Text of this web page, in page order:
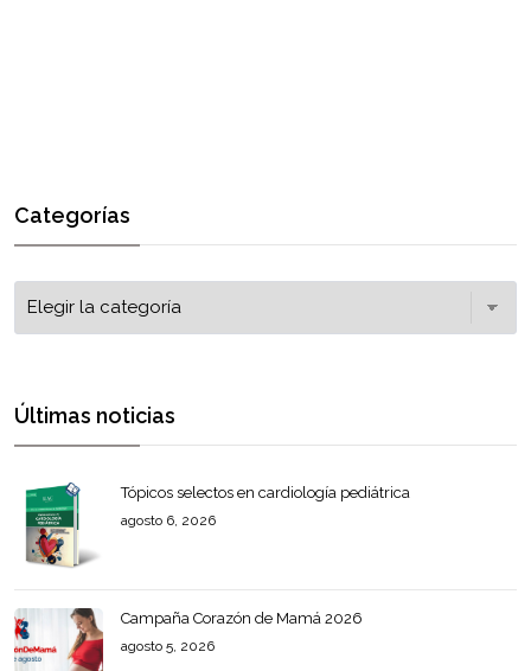
Categorías
Últimas noticias
Tópicos selectos en cardiología pediátrica
agosto 6, 2026
Campaña Corazón de Mamá 2026
agosto 5, 2026